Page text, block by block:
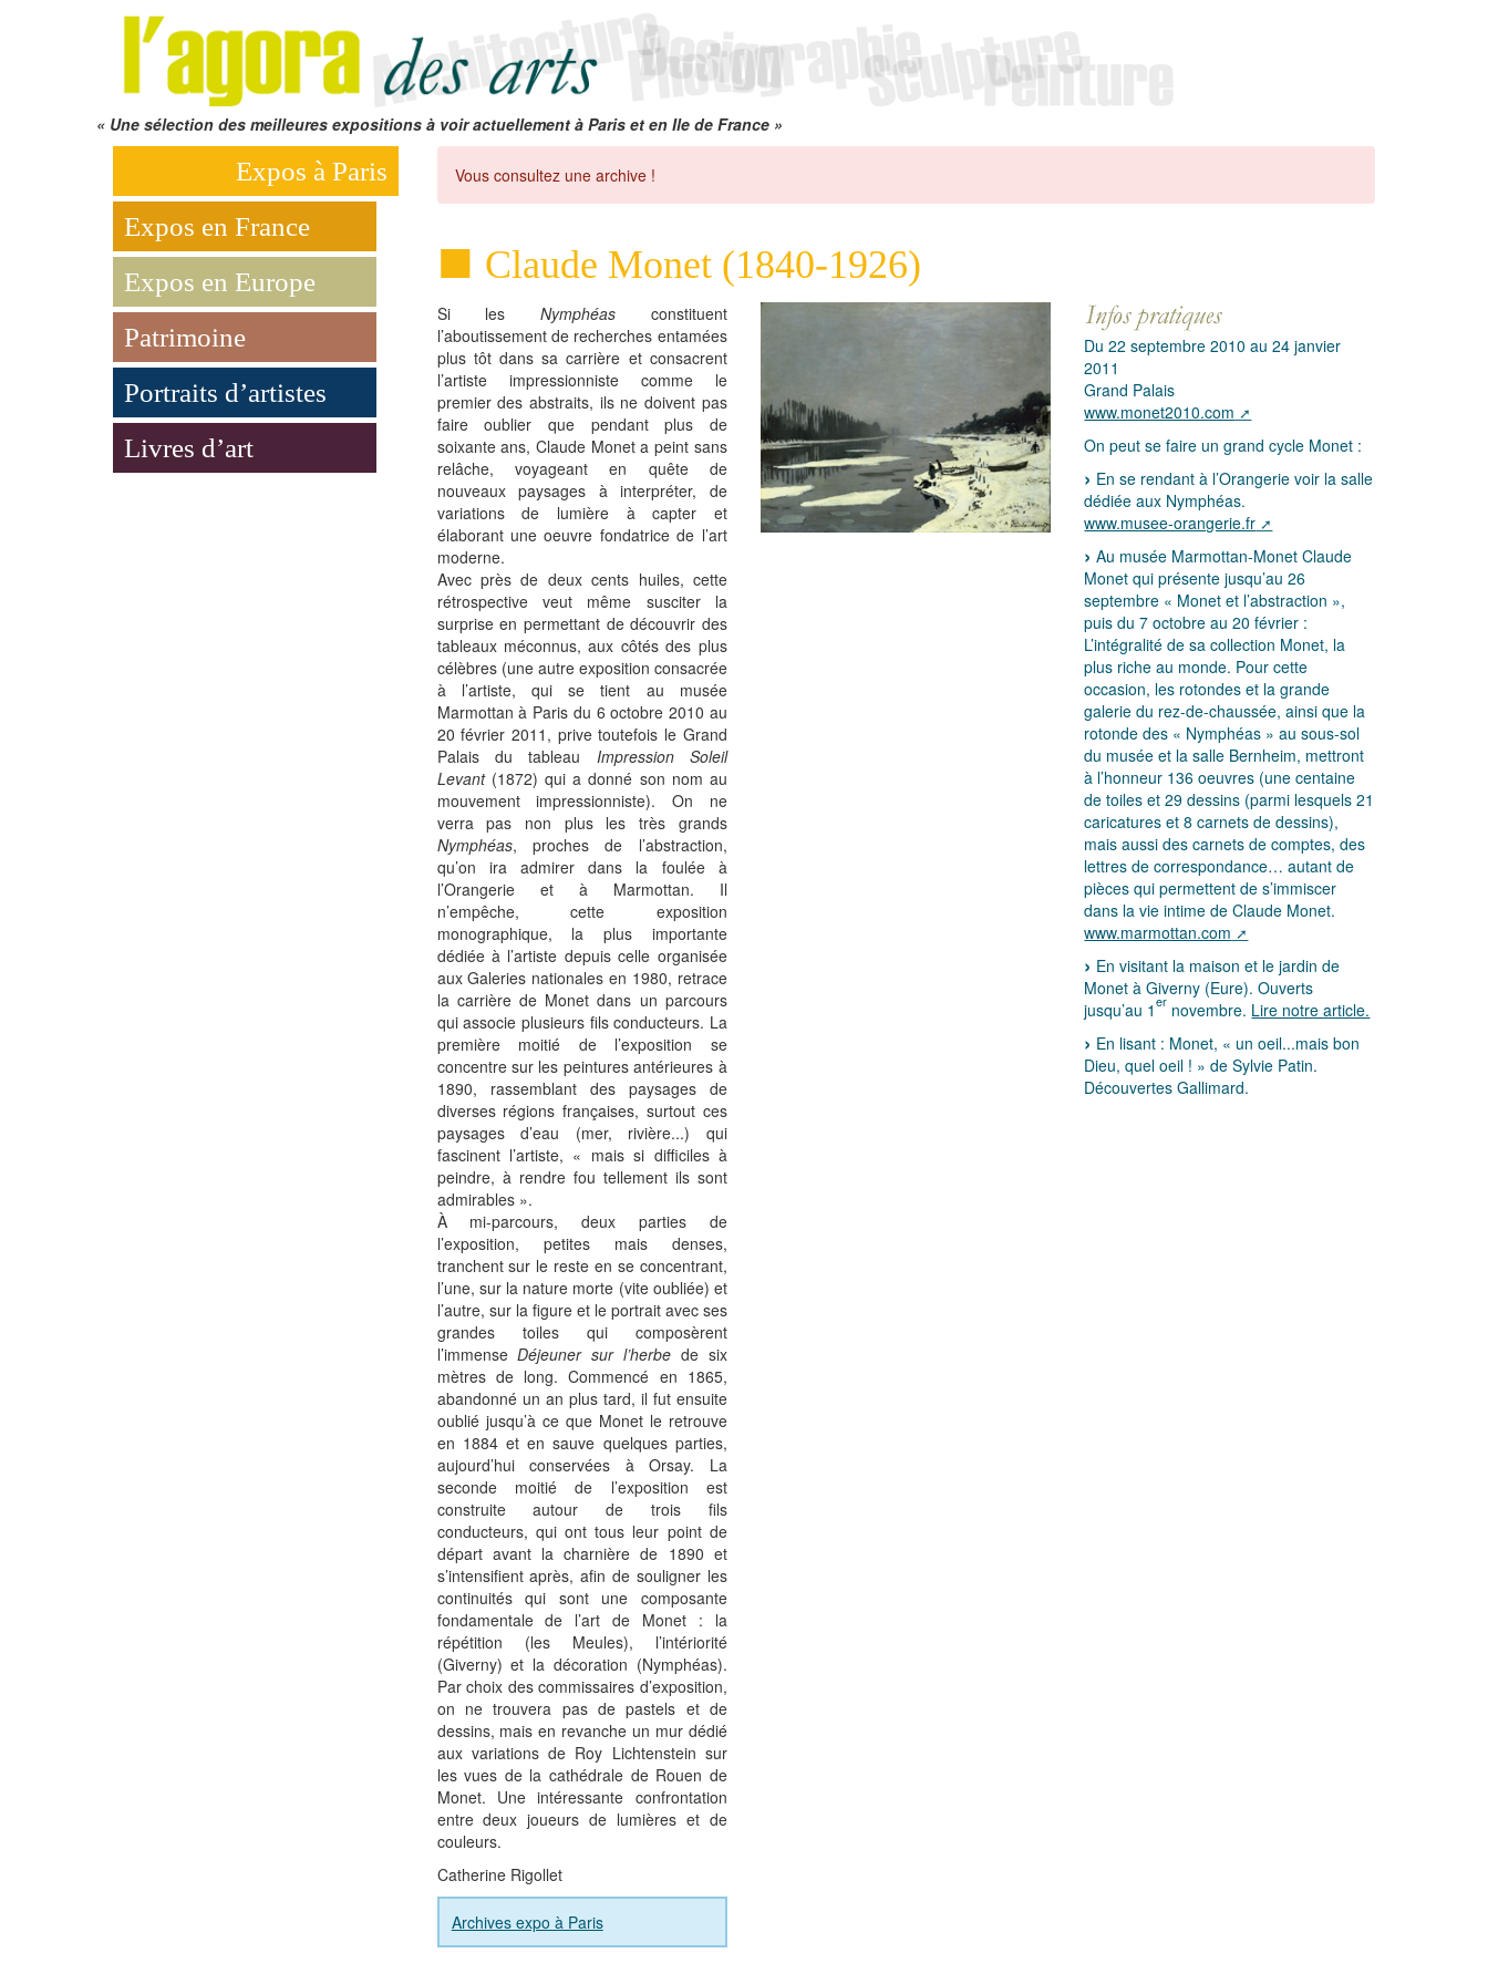
« Une sélection des meilleures expositions à voir actuellement à Paris et en Ile de France »
Expos à Paris
Expos en France
Expos en Europe
Patrimoine
Portraits d’artistes
Livres d’art
Vous consultez une archive !
Claude Monet (1840-1926)
Si lesNymphéas constituent
l’aboutissement de recherches entamées
plus tôt dans sa carrière et consacrent
l’artiste impressionniste comme le
premier des abstraits, ils ne doivent pas
faire oublier que pendant plus de
soixante ans, Claude Monet a peint sans
relâche, voyageant en quête de
nouveaux paysages à interpréter, de
variations de lumière à capter et
élaborant une oeuvre fondatrice de l’art
moderne.
Avec près de deux cents huiles, cette
rétrospective veut même susciter la
surprise en permettant de découvrir des
tableaux méconnus, aux côtés des plus
célèbres (une autre exposition consacrée
à l’artiste, qui se tient au musée
Marmottan à Paris du 6 octobre 2010 au
20 février 2011, prive toutefois le Grand
Palais du tableau Impression Soleil
Levant(1872) qui a donné son nom au
mouvement impressionniste). On ne
verra pas non plus les très grands
Nymphéas, proches de l’abstraction,
qu’on ira admirer dans la foulée à
l’Orangerie et à Marmottan. Il
n’empêche, cette exposition
monographique, la plus importante
dédiée à l’artiste depuis celle organisée
aux Galeries nationales en 1980, retrace
la carrière de Monet dans un parcours
qui associe plusieurs fils conducteurs. La
première moitié de l’exposition se
concentre sur les peintures antérieures à
1890, rassemblant des paysages de
diverses régions françaises, surtout ces
paysages d’eau (mer, rivière...) qui
fascinent l’artiste, « mais si difficiles à
peindre, à rendre fou tellement ils sont
admirables ».
À mi-parcours, deux parties de
l’exposition, petites mais denses,
tranchent sur le reste en se concentrant,
l’une, sur la nature morte (vite oubliée) et
l’autre, sur la figure et le portrait avec ses
grandes toiles qui composèrent
l’immenseDéjeuner sur l’herbe de six
mètres de long. Commencé en 1865,
abandonné un an plus tard, il fut ensuite
oublié jusqu’à ce que Monet le retrouve
en 1884 et en sauve quelques parties,
aujourd’hui conservées à Orsay. La
seconde moitié de l’exposition est
construite autour de trois fils
conducteurs, qui ont tous leur point de
départ avant la charnière de 1890 et
s’intensifient après, afin de souligner les
continuités qui sont une composante
fondamentale de l’art de Monet : la
répétition (les Meules), l’intériorité
(Giverny) et la décoration (Nymphéas).
Par choix des commissaires d’exposition,
on ne trouvera pas de pastels et de
dessins, mais en revanche un mur dédié
aux variations de Roy Lichtenstein sur
les vues de la cathédrale de Rouen de
Monet. Une intéressante confrontation
entre deux joueurs de lumières et de
couleurs.
Catherine Rigollet
Archives expo à Paris
Du 22 septembre 2010 au 24 janvier
2011
Grand Palais
www.monet2010.com
On peut se faire un grand cycle Monet :
En se rendant à l’Orangerie voir la salle
dédiée aux Nymphéas.
www.musee-orangerie.fr
Au musée Marmottan-Monet Claude
Monet qui présente jusqu’au 26
septembre « Monet et l’abstraction »,
puis du 7 octobre au 20 février :
L’intégralité de sa collection Monet, la
plus riche au monde. Pour cette
occasion, les rotondes et la grande
galerie du rez-de-chaussée, ainsi que la
rotonde des « Nymphéas » au sous-sol
du musée et la salle Bernheim, mettront
à l’honneur 136 oeuvres (une centaine
de toiles et 29 dessins (parmi lesquels 21
caricatures et 8 carnets de dessins),
mais aussi des carnets de comptes, des
lettres de correspondance… autant de
pièces qui permettent de s’immiscer
dans la vie intime de Claude Monet.
www.marmottan.com
En visitant la maison et le jardin de
Monet à Giverny (Eure). Ouverts
jusqu’au 1er novembre. Lire notre article.
En lisant : Monet, « un oeil...mais bon
Dieu, quel oeil ! » de Sylvie Patin.
Découvertes Gallimard.